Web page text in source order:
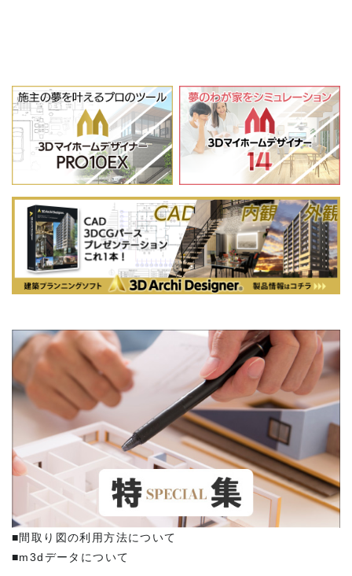
■間取り図の利用方法について
■m3dデータについて